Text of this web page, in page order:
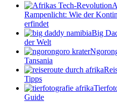
Rampenlicht: Wie der
erfindet
Big
der Welt
Tansania
Tipps
Guide